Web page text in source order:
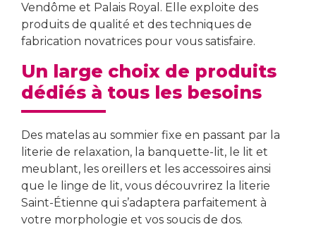
Vendôme et Palais Royal. Elle exploite des
produits de qualité et des techniques de
fabrication novatrices pour vous satisfaire.
Un large choix de produits
dédiés à tous les besoins
Des matelas au sommier fixe en passant par la
literie de relaxation, la banquette-lit, le lit et
meublant, les oreillers et les accessoires ainsi
que le linge de lit, vous découvrirez la literie
Saint-Étienne qui s’adaptera parfaitement à
votre morphologie et vos soucis de dos.